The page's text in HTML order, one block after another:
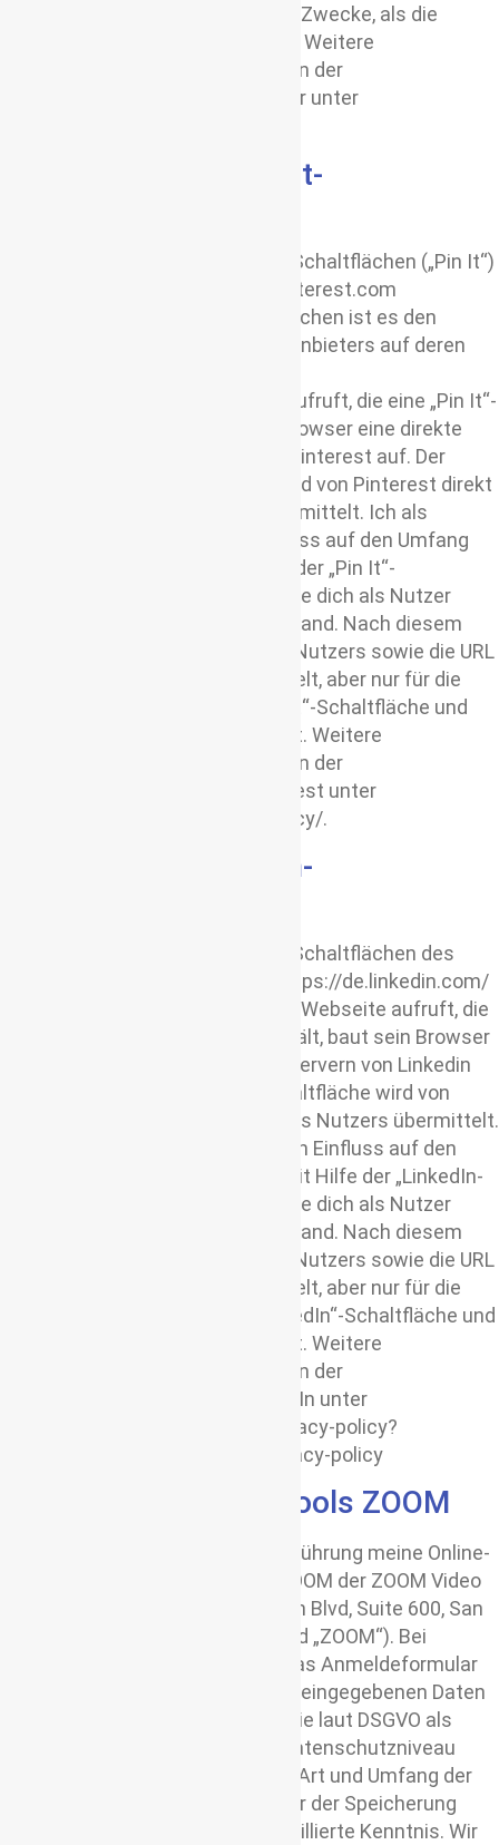
übermittelt, aber nicht für andere Zwecke, als die
Darstellung des Buttons, genutzt. Weitere
Informationen hierzu finden sich in der
Datenschutzerklärung von Twitter unter
Nutzung der Pinterest-
Auf diesem Angebot werden die Schaltflächen („Pin It“)
des Dienstes Pinterest, http://pinterest.com
eingesetzt. Mit Hilfe der Schaltflächen ist es den
Nutzern möglich, die Artikel des Anbieters auf deren
Wenn ein Nutzer eine Webseite aufruft, die eine „Pin It“-
Schaltfläche enthält, baut sein Browser eine direkte
Verbindung mit den Servern von Pinterest auf. Der
Inhalt der „Pin It“-Schaltfläche wird von Pinterest direkt
an den Browser des Nutzers übermittelt. Ich als
Anbieter habe daher keinen Einfluss auf den Umfang
der Daten, die Pinterest mit Hilfe der „Pin It“-
Schaltfläche erhebt und informiere dich als Nutzer
entsprechend seinem Kenntnisstand. Nach diesem
wird lediglich die IP-Adresse des Nutzers sowie die URL
der jeweiligen Webseite übermittelt, aber nur für die
Zwecke der Darstellung der „Pin It“-Schaltfläche und
zum Teilen des Inhalts verwendet. Weitere
Informationen hierzu finden sich in der
Datenschutzerklärung von Pinterest unter
http://pinterest.com/about/privacy/.
Nutzung der LinkedIn-
Auf diesem Angebot werden die Schaltflächen des
sozialen Netzwerkes LinkedIn, https://de.linkedin.com/
eingesetzt. Wenn ein Nutzer eine Webseite aufruft, die
eine „LinkedIn“-Schaltfläche enthält, baut sein Browser
eine direkte Verbindung mit den Servern von Linkedin
auf. Der Inhalt der „LinkedIn“-Schaltfläche wird von
LinkedIn direkt an den Browser des Nutzers übermittelt.
Ich als Anbieter habe daher keinen Einfluss auf den
Umfang der Daten, die LinkedIn mit Hilfe der „LinkedIn-
Schaltfläche erhebt und informiere dich als Nutzer
entsprechend seinem Kenntnisstand. Nach diesem
wird lediglich die IP-Adresse des Nutzers sowie die URL
der jeweiligen Webseite übermittelt, aber nur für die
Zwecke der Darstellung der „LinkedIn“-Schaltfläche und
zum Teilen des Inhalts verwendet. Weitere
Informationen hierzu finden sich in der
Datenschutzerklärung von LinkedIn unter
https://de.linkedin.com/legal/privacy-policy?
trk=homepage-basic_footer-privacy-policy
Nutzung des Video-Tools ZOOM
Zur Anmeldung und für die Durchführung meine Online-
Kurse benutzen ich den Dienst ZOOM der ZOOM Video
Communications Inc., 55 Almaden Blvd, Suite 600, San
Jose, CA 95113, USA (nachfolgend „ZOOM“). Bei
Anmeldung zu einem Kurs über das Anmeldeformular
auf unserer Webseite werden die eingegebenen Daten
an ZOOM in die USA übertragen, die laut DSGVO als
Drittland mit einem unsicheren Datenschutzniveau
gelten, und dort verarbeitet. Über Art und Umfang der
Verarbeitung sowie über die Dauer der Speicherung
durch ZOOM haben wir keine detaillierte Kenntnis. Wir